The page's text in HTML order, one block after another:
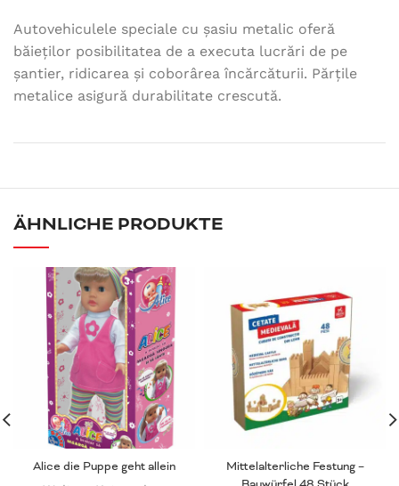
Autovehiculele speciale cu șasiu metalic oferă
băieților posibilitatea de a executa lucrări de pe
șantier, ridicarea și coborârea încărcăturii. Părțile
metalice asigură durabilitate crescută.
ÄHNLICHE PRODUKTE
Alice die Puppe geht allein
Mittelalterliche Festung –